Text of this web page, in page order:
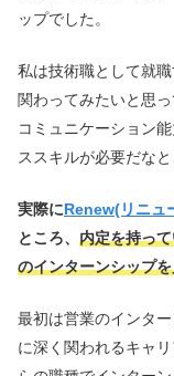
ップでした。
私は技術職として就
関わってみたいと思
コミュニケーション
ススキルが必要だな
実際にRenew(リニュ
ところ、 内定を持っ
のインターンシップ
最初は営業のインタ
に深く関われるキャ